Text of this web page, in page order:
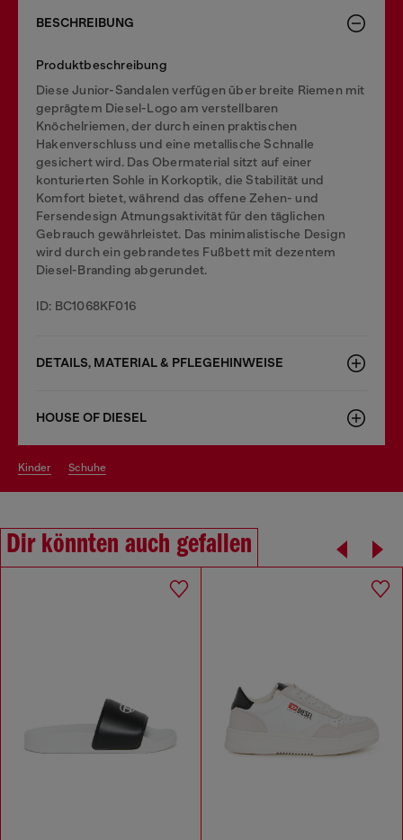
BESCHREIBUNG
Produktbeschreibung
Diese Junior-Sandalen verfügen über breite Riemen mit
geprägtem Diesel-Logo am verstellbaren
Knöchelriemen, der durch einen praktischen
Hakenverschluss und eine metallische Schnalle
gesichert wird. Das Obermaterial sitzt auf einer
konturierten Sohle in Korkoptik, die Stabilität und
Komfort bietet, während das offene Zehen- und
Fersendesign Atmungsaktivität für den täglichen
Gebrauch gewährleistet. Das minimalistische Design
wird durch ein gebrandetes Fußbett mit dezentem
Diesel-Branding abgerundet.
ID: BC1068KF016
DETAILS, MATERIAL & PFLEGEHINWEISE
HOUSE OF DIESEL
kinder schuhe
Dir könnten auch gefallen